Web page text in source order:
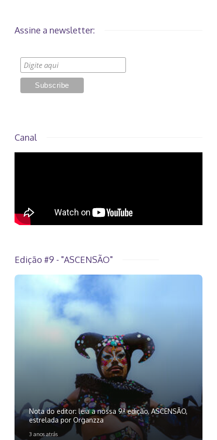
Assine a newsletter:
Canal
Edição #9 - "ASCENSÃO"
Nota do editor: leia a nossa 9ª edição, ASCENSÃO,
estrelada por Organzza
3 anos atrás